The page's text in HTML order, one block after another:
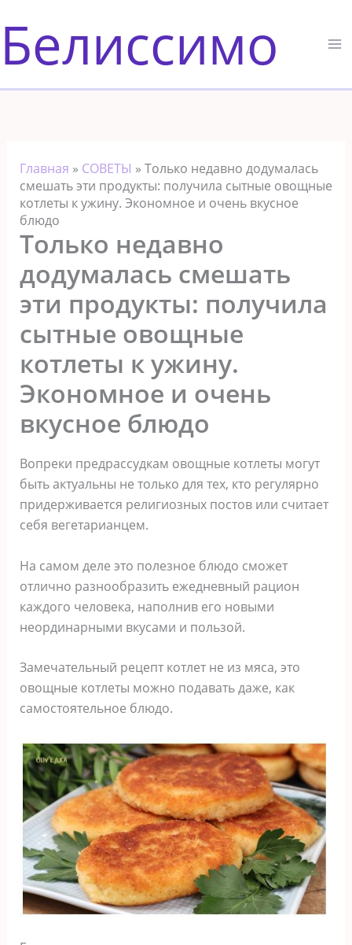
к
содержимому
Белиссимо
Главная » СОВЕТЫ » Только недавно додумалась
смешать эти продукты: получила сытные овощные
котлеты к ужину. Экономное и очень вкусное
блюдо
Только недавно
додумалась смешать
эти продукты: получила
сытные овощные
котлеты к ужину.
Экономное и очень
вкусное блюдо
Вопреки предрассудкам овощные котлеты могут
быть актуальны не только для тех, кто регулярно
придерживается религиозных постов или считает
себя вегетарианцем.
На самом деле это полезное блюдо сможет
отлично разнообразить ежедневный рацион
каждого человека, наполнив его новыми
неординарными вкусами и пользой.
Замечательный рецепт котлет не из мяса, это
овощные котлеты можно подавать даже, как
самостоятельное блюдо.